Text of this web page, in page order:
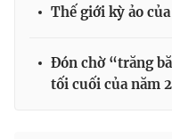
Thế giới kỳ ảo
Đón chờ “trăng
tối cuối của năm